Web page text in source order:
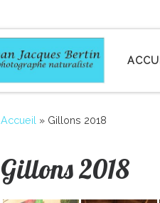
Accueil » Gillons 2018
Gillons 2018